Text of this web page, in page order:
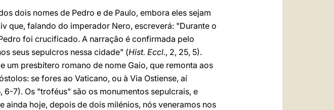
dois nomes de Pedro e de Paulo, embora eles sejam
que, falando do imperador Nero, escreverá: "Durante o
foi crucificado. A narração é confirmada pelo
seus sepulcros nessa cidade" (Hist. Eccl., 2, 25, 5).
um presbítero romano de nome Gaio, que remonta aos
se fores ao Vaticano, ou à Via Ostiense, aí
6-7). Os "troféus" são os monumentos sepulcrais, e
ainda hoje, depois de dois milénios, nós veneramos nos